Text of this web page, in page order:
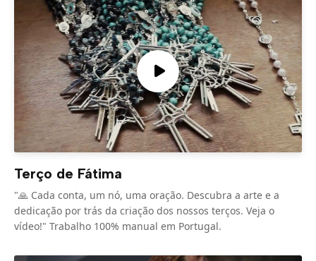
Terço de Fátima
"🙏 Cada conta, um nó, uma oração. Descubra a arte e a
dedicação por trás da criação dos nossos terços. Veja o
vídeo!" Trabalho 100% manual em Portugal.